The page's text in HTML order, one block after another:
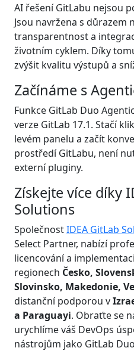
AI řešení GitLabu nejsou
Jsou navržena s důrazem
transparentnost a
životním cyklem. Díky
zvýšit kvalitu výstupů a
Začínáme s
Funkce GitLab Duo
verze GitLab 17.1. Stačí
levém panelu a začít
prostředí GitLabu, není
externí pluginy.
Získejte více díky
Solutions
SpolečnostIDEA GitLab
Select Partner, nabízí
licencování a
regionech Česko,
Slovinsko, Makedonie,
distanční podporou v
a Paraguayi. Obraťte se
urychlíme váš DevOps
nástrojům jako GitLab